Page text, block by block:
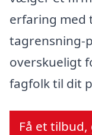
erfaring med
tagrensning-
overskueligt
fagfolk til dit
Få et